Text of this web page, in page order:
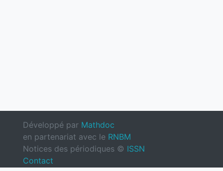
Développé par Mathdoc
en partenariat avec le RNBM
Notices des périodiques © ISSN
Contact